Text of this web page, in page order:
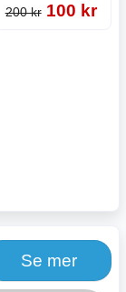
200 kr 100 kr
Se mer